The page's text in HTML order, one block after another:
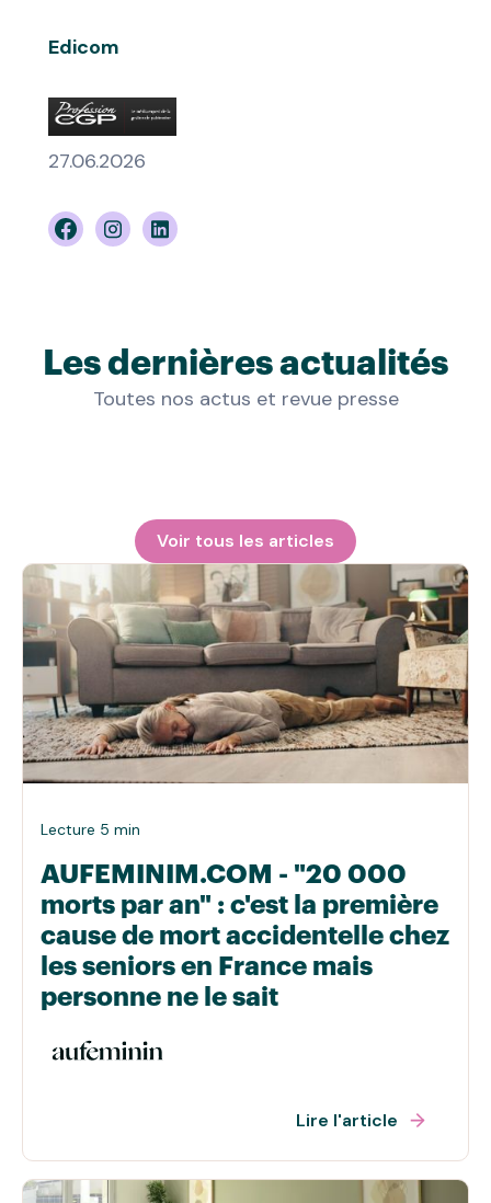
Edicom
27.06.2026
Les dernières actualités
Toutes nos actus et revue presse
Voir tous les articles
Lecture 5 min
AUFEMINIM.COM - "20 000
morts par an" : c'est la première
cause de mort accidentelle chez
les seniors en France mais
personne ne le sait
Lire l'article